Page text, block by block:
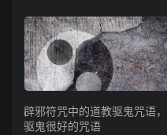
辟邪符咒中的道教驱鬼咒语，
驱鬼很好的咒语